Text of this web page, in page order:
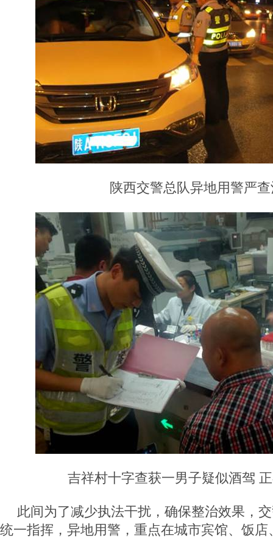
陕西交警总队异地用警严
吉祥村十字查获一男子疑似酒驾
此间为了减少执法干扰，确保整治效果，
统一指挥，异地用警，重点在城市宾馆、饭